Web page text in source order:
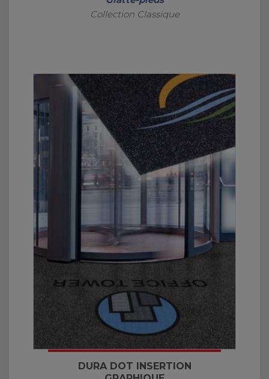
Collection Classique
DURA DOT INSERTION